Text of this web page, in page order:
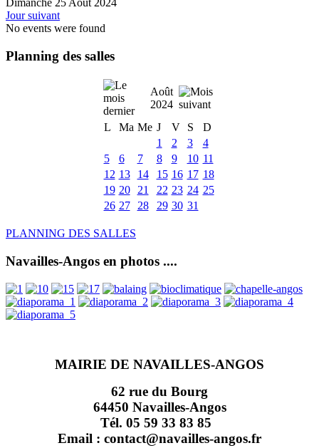
Jour suivant
No events were found
Planning des salles
Août
2024
L
Ma Me J V S
D
1
2 3
4
5
6 7 8 9 10 11
12 13 14 15 16 17 18
19 20 21 22 23 24 25
26 27 28 29 30 31
PLANNING DES SALLES
Navailles-Angos en photos ....
MAIRIE DE NAVAILLES-ANGOS
62 rue du Bourg
64450 Navailles-Angos
Tél. 05 59 33 83 85
Email : contact@navailles-angos.fr